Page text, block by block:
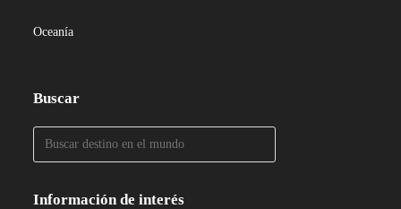
Oceanía
Buscar
Información de interés